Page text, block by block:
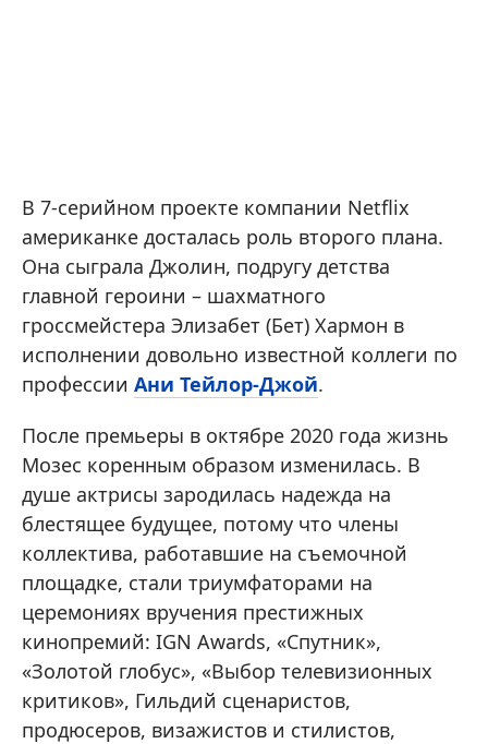
В 7-серийном проекте компании Netflix
американке досталась роль второго плана.
Она сыграла Джолин, подругу детства
главной героини – шахматного
гроссмейстера Элизабет (Бет) Хармон в
исполнении довольно известной коллеги по
профессии Ани Тейлор-Джой.
После премьеры в октябре 2020 года жизнь
Мозес коренным образом изменилась. В
душе актрисы зародилась надежда на
блестящее будущее, потому что члены
коллектива, работавшие на съемочной
площадке, стали триумфаторами на
церемониях вручения престижных
кинопремий: IGN Awards, «Спутник»,
«Золотой глобус», «Выбор телевизионных
критиков», Гильдий сценаристов,
продюсеров, визажистов и стилистов,